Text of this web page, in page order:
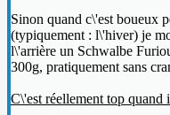
Sinon quand c\'est boueux
(typiquement : l\'hiver) je
l\'arrière un Schwalbe
300g, pratiquement sans
C\'est réellement top